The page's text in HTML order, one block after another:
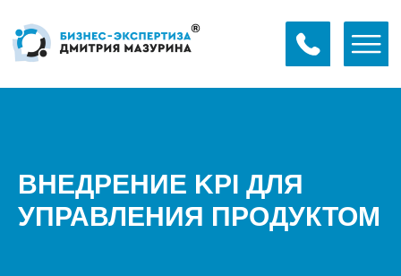
ВНЕДРЕНИЕ KPI ДЛЯ
УПРАВЛЕНИЯ ПРОДУКТОМ